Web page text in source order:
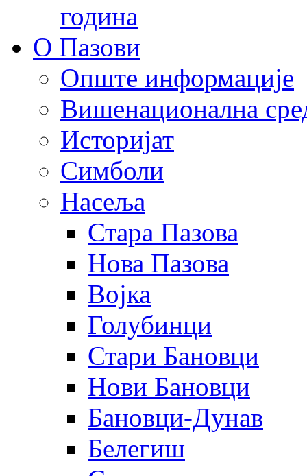
година
О Пазови
Опште информације
Вишенационална
Историјат
Симболи
Насеља
Стара Пазова
Нова Пазова
Војка
Голубинци
Стари Бановци
Нови Бановци
Бановци-Дунав
Белегиш